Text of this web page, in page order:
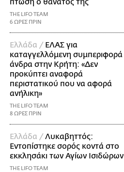
πτώση ο θάνατος της
THE LIFO TEAM
6 ΩΡΕΣ ΠΡΙΝ
Ελλάδα / ΕΛΑΣ για
καταγγελλόμενη συμπεριφορά
άνδρα στην Κρήτη: «Δεν
προκύπτει αναφορά
περιστατικού που να αφορά
ανήλικη»
THE LIFO TEAM
8 ΩΡΕΣ ΠΡΙΝ
Ελλάδα /Λυκαβηττός:
Εντοπίστηκε σορός κοντά στο
εκκλησάκι των Αγίων Ισιδώρων
THE LIFO TEAM